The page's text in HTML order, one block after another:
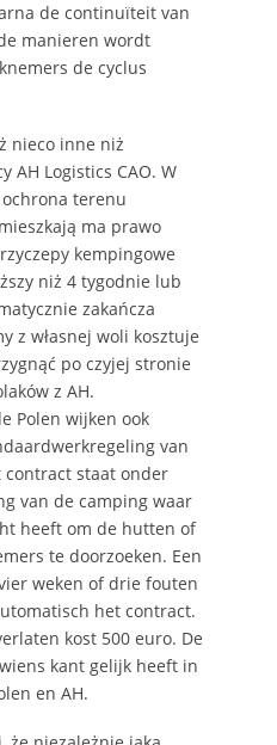
de continuïteit van
manieren wordt
de cyclus
nieco inne niż
AH Logistics CAO. W
terenu
ma prawo
kempingowe
niż 4 tygodnie lub
zakańcza
z własnej woli kosztuje
po czyjej stronie
z AH.
Polen wijken ook
van
contract staat onder
van de camping waar
heeft om de hutten of
te doorzoeken. Een
weken of drie fouten
het contract.
kost 500 euro. De
kant gelijk heeft in
en AH.